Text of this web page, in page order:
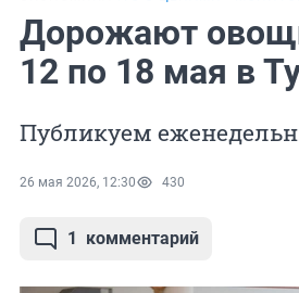
Дорожают
12 по 18 мая в
Публикуем
26 мая 2026, 12:30 430
1 комментарий